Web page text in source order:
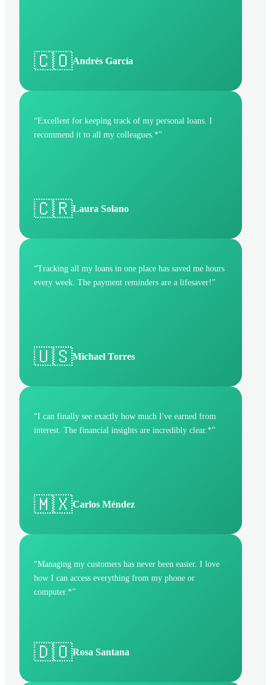
🇨🇴Andrés García
“Excellent for keeping track of my personal loans. I
recommend it to all my colleagues.*”
🇨🇷Laura Solano
“Tracking all my loans in one place has saved me hours
every week. The payment reminders are a lifesaver!”
🇺🇸Michael Torres
“I can finally see exactly how much I've earned from
interest. The financial insights are incredibly clear.*”
🇲🇽Carlos Méndez
“Managing my customers has never been easier. I love
how I can access everything from my phone or
computer.*”
🇩🇴Rosa Santana